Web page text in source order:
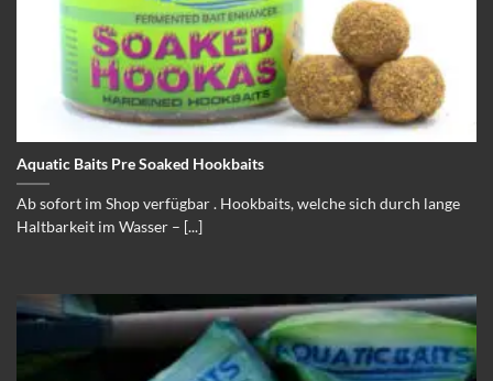
Aquatic Baits Pre Soaked Hookbaits
Ab sofort im Shop verfügbar . Hookbaits, welche sich durch lange
Haltbarkeit im Wasser – [...]